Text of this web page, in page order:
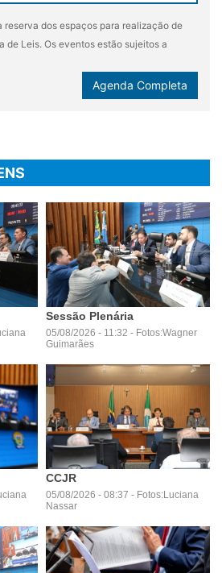
reserva dos espaços para realização de
de Leis. Os eventos estão sujeitos a
Agenda Completa
Sessão Plenária
05/08/2026 - 11:32 - Fotos:Wagner
Guimarães
CCJR
05/08/2026 - 08:37 - Fotos:Luciana
Nassar